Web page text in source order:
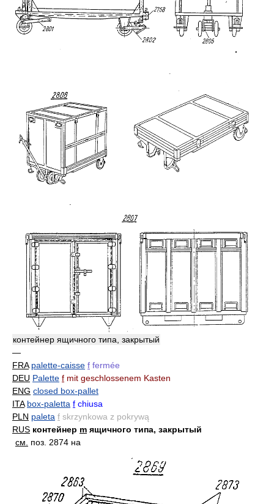
контейнер ящичного типа, закрытый
—
FRA palette-caisse f fermée
DEU Palette f mit geschlossenem Kasten
ENG closed box-pallet
ITA box-paletta f chiusa
PLN paleta f skrzynkowa z pokrywą
RUS контейнер m ящичного типа, закрытый
см.
поз. 2874 на